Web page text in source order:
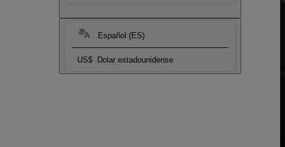
Español (ES)
US$ Dolar estadounidense